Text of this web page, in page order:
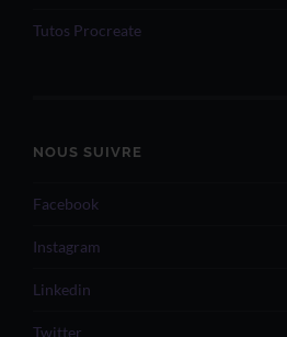
Tutos Procreate
NOUS SUIVRE
Facebook
Instagram
Linkedin
Twitter